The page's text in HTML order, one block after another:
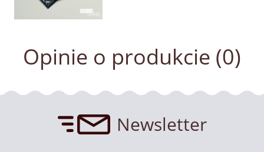
Opinie o produkcie (0)
Newsletter